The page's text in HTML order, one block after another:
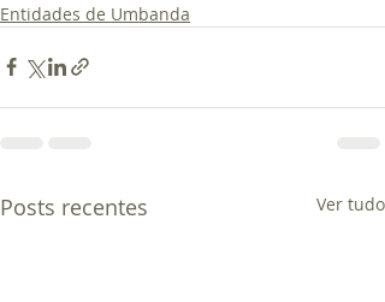
Entidades de Umbanda
Posts recentes Ver tudo